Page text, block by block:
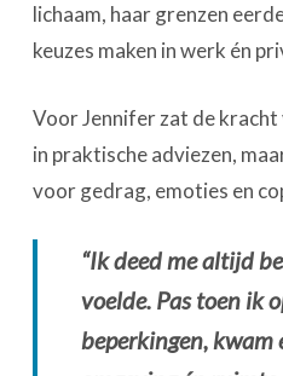
lichaam, haar grenzen
keuzes maken in werk én
Voor Jennifer zat de
in praktische adviezen,
voor gedrag, emoties en
“Ik deed me altijd
voelde. Pas toen ik
beperkingen,